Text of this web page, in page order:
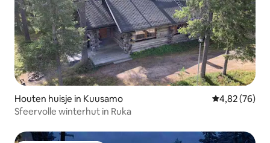
Houten huisje in Kuusamo Gemiddelde
4,82 (76)
Sfeervolle winterhut in Ruka